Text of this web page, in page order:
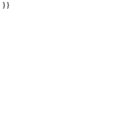
}}